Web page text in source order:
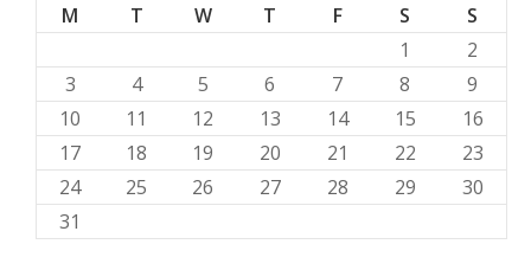
M
T W T F S
S
1
2
3
4 5 6 7 8
9
10
11 12 13 14 15
16
17
18 19 20 21 22
23
24
25 26 27 28 29
30
31